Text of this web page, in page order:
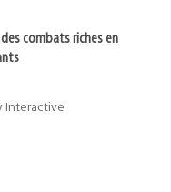
combats riches en
Interactive